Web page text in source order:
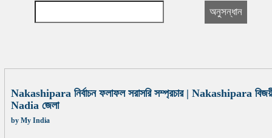
Nakashipara নির্বাচন ফলাফল সরাসরি সম্প্রচার | Nakashipara বিজয়ী
Nadia জেলা
by My India